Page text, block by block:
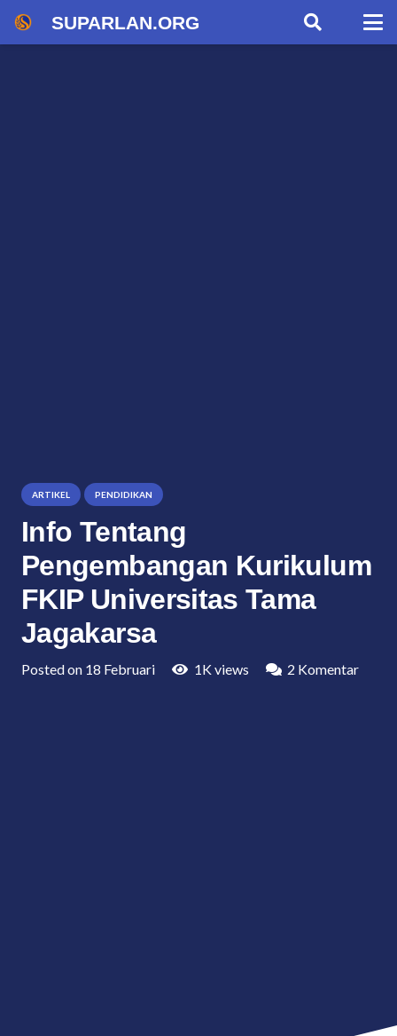
SUPARLAN.ORG
ARTIKEL PENDIDIKAN
Info Tentang
Pengembangan Kurikulum
FKIP Universitas Tama
Jagakarsa
Posted on 18 Februari 1Kviews 2 Komentar